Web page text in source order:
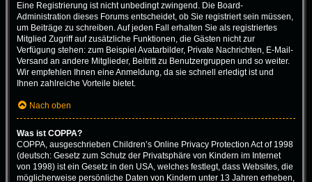
Eine Registrierung ist nicht unbedingt zwingend. Die Board-
Administration dieses Forums entscheidet, ob Sie registriert sein müssen,
um Beiträge zu schreiben. Auf jeden Fall erhalten Sie als registriertes
Mitglied Zugriff auf zusätzliche Funktionen, die Gästen nicht zur
Verfügung stehen: zum Beispiel Avatarbilder, Private Nachrichten, E-Mail-
Versand an andere Mitglieder, Beitritt zu Benutzergruppen und so weiter.
Wir empfehlen Ihnen eine Anmeldung, da sie schnell erledigt ist und
Ihnen zahlreiche Vorteile bietet.
Nach oben
Was ist COPPA?
COPPA, ausgeschrieben Children’s Online Privacy Protection Act of 1998
(deutsch: Gesetz zum Schutz der Privatsphäre von Kindern im Internet
von 1998) ist ein Gesetz in den USA, welches festlegt, dass Websites, die
möglicherweise persönliche Daten von Kindern unter 13 Jahren erheben,